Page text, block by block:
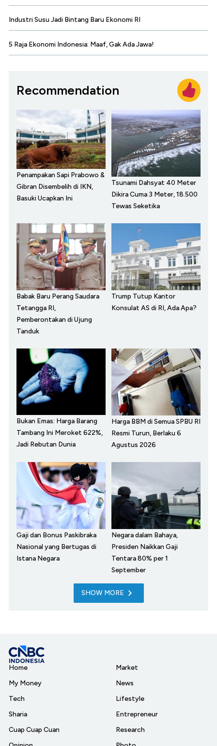
Industri Susu Jadi Bintang Baru Ekonomi RI
5 Raja Ekonomi Indonesia: Maaf, Gak Ada Jawa!
Recommendation
Penampakan Sapi Prabowo &
Gibran Disembelih di IKN,
Basuki Ucapkan Ini
Tsunami Dahsyat 40 Meter
Dikira Cuma 3 Meter, 18.500
Tewas Seketika
Babak Baru Perang Saudara
Tetangga RI,
Pemberontakan di Ujung
Tanduk
Trump Tutup Kantor
Konsulat AS di RI, Ada Apa?
Bukan Emas: Harga Barang
Tambang Ini Meroket 622%,
Jadi Rebutan Dunia
Harga BBM di Semua SPBU RI
Resmi Turun, Berlaku 6
Agustus 2026
Gaji dan Bonus Paskibraka
Nasional yang Bertugas di
Istana Negara
Negara dalam Bahaya,
Presiden Naikkan Gaji
Tentara 80% per 1
September
SHOW MORE
Home
My Money
Tech
Sharia
Cuap Cuap Cuan
Market
News
Lifestyle
Entrepreneur
Research